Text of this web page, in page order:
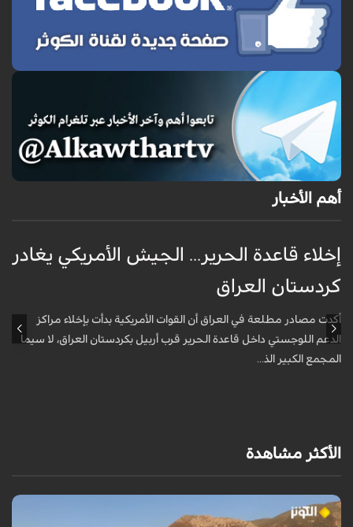
أهم الأخبار
إخلاء قاعدة الحرير... الجيش الأمريكي يغادر
كردستان العراق
أكدت مصادر مطلعة في العراق أن القوات الأمريكية بدأت بإخلاء مراكز
الدعم اللوجستي داخل قاعدة الحرير قرب أربيل بكردستان العراق، لا سيما
المجمع الكبير الذ...
الأكثر مشاهدة